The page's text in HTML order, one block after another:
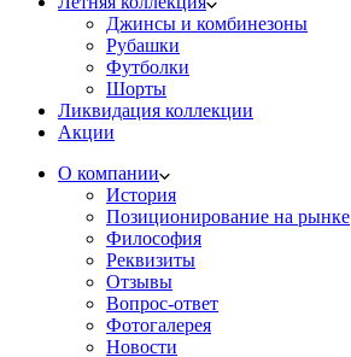
Джинсы и комбинезоны
Рубашки
Футболки
Шорты
Ликвидация коллекции
Акции
О компании
История
Позиционирование на рынке
Философия
Реквизиты
Отзывы
Вопрос-ответ
Фотогалерея
Новости